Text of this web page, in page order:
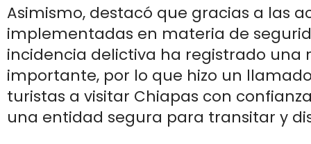
Asimismo, destacó que gracias a las
implementadas en materia de
incidencia delictiva ha registrado una
importante, por lo que hizo un
turistas a visitar Chiapas con
una entidad segura para transitar y